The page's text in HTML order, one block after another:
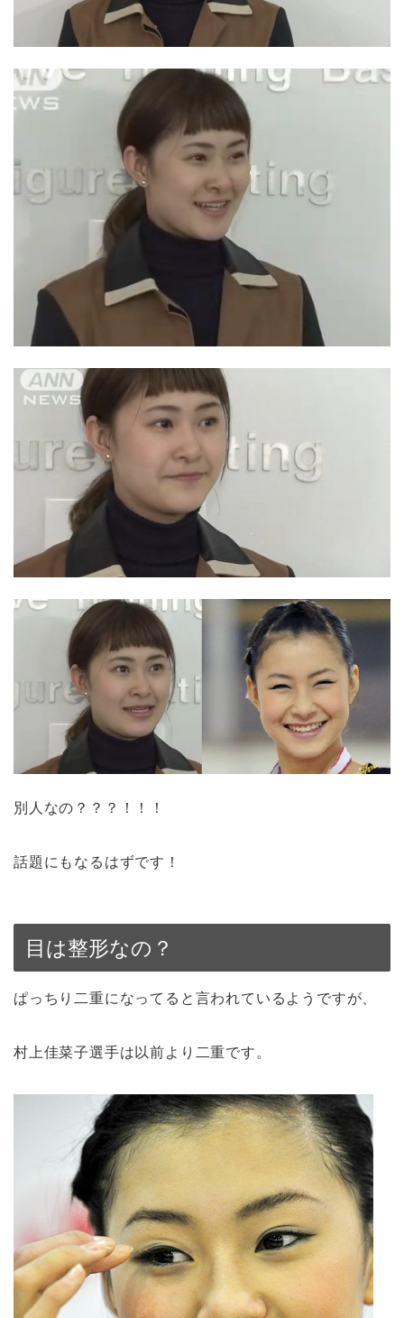
別人なの？？？！！！
話題にもなるはずです！
目は整形なの？
ぱっちり二重になってると言われているようですが、
村上佳菜子選手は以前より二重です。